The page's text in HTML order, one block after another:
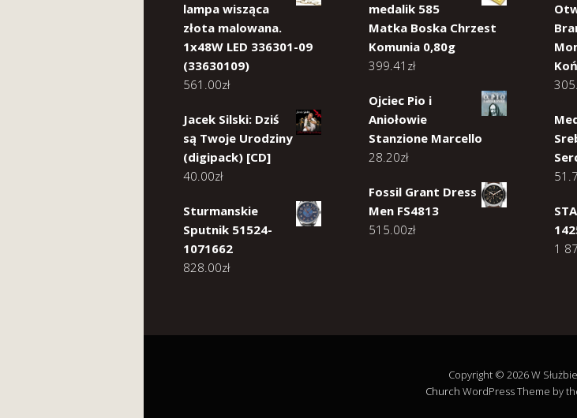
lampa wisząca
złota malowana.
1x48W LED 336301-09
(33630109)
561.00zł
Jacek Silski: Dziś
są Twoje Urodziny
(digipack) [CD]
40.00zł
Sturmanskie
Sputnik 51524-
1071662
828.00zł
medalik 585
Matka Boska Chrzest
Komunia 0,80g
399.41 zł
Ojciec Pio i
Aniołowie
Stanzione Marcello
28.20zł
Fossil Grant Dress
Men FS4813
515.00zł
1
Copyright © 2026 W
Church WordPress Theme by